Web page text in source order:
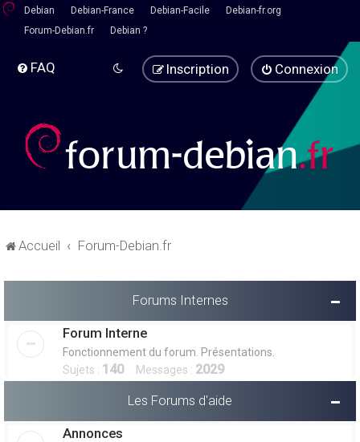
Debian Debian-France Debian-Facile
Debian-fr.org
Forum-Debian.fr
Debian ?
FAQ Connexion
Inscription
Accueil Forum-Debian.fr
Forums Internes
Forum Interne
Fonctionnement du forum. Présentations.
Sujets : 140Messages : 2029
Les Forums d'aide
Annonces